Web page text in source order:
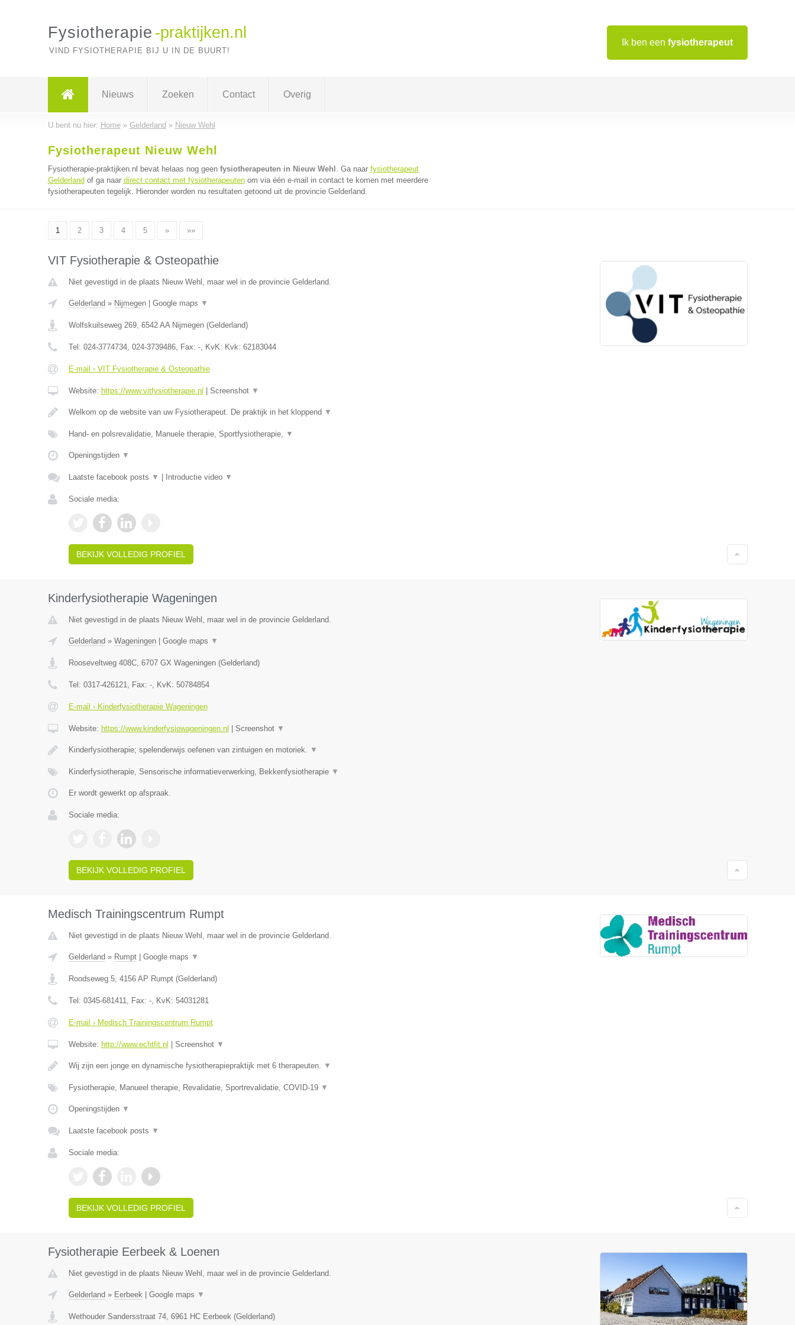
Ik ben een fysiotherapeut
Fysiotherapie -praktijken.nl
VIND FYSIOTHERAPIE BIJ U IN DE BUURT!
Nieuws Zoeken Contact Overig
U bent nu hier: Home» Gelderland » Nieuw Wehl
Fysiotherapeut Nieuw Wehl
Fysiotherapie-praktijken.nl bevat helaas nog geen fysiotherapeuten in Nieuw Wehl . Ga naar fysiotherapeut
Gelderland of ga naar direct contact met fysiotherapeutenom via één e-mail in contact te komen met meerdere
fysiotherapeuten tegelijk. Hieronder worden nu resultaten getoond uit de provincie Gelderland.
1 2 3 4 5 » »»
VIT Fysiotherapie & Osteopathie
Niet gevestigd in de plaats Nieuw Wehl, maar wel in de provincie Gelderland.
Gelderland » Nijmegen| Google maps ▼
Wolfskuilseweg 269, 6542 AA Nijmegen(Gelderland)
Tel: 024-3774734, 024-3739486, Fax: -, KvK: Kvk: 62183044
E-mail › VIT Fysiotherapie & Osteopathie
Website: https://www.vitfysiotherapie.nl Screenshot ▼
Welkom op de website van uw Fysiotherapeut. De praktijk in het kloppend ▼
Hand- en polsrevalidatie, Manuele therapie, Sportfysiotherapie, ▼
Openingstijden ▼
Laatste facebook posts ▼ Introductie video ▼
Sociale media:
BEKIJK VOLLEDIG PROFIEL
Kinderfysiotherapie Wageningen
Niet gevestigd in de plaats Nieuw Wehl, maar wel in de provincie Gelderland.
Gelderland » Wageningen| Google maps ▼
Rooseveltweg 408C, 6707 GX Wageningen(Gelderland)
Tel: 0317-426121, Fax: -, KvK: 50784854
E-mail › Kinderfysiotherapie Wageningen
Website: https://www.kinderfysiowageningen.nl Screenshot ▼
Kinderfysiotherapie; spelenderwijs oefenen van zintuigen en motoriek. ▼
Kinderfysiotherapie, Sensorische informatieverwerking, Bekkenfysiotherapie ▼
Er wordt gewerkt op afspraak.
Sociale media:
BEKIJK VOLLEDIG PROFIEL
Medisch Trainingscentrum Rumpt
Niet gevestigd in de plaats Nieuw Wehl, maar wel in de provincie Gelderland.
Gelderland » Rumpt| Google maps ▼
Roodseweg 5, 4156 AP Rumpt(Gelderland)
Tel: 0345-681411, Fax: -, KvK: 54031281
E-mail › Medisch Trainingscentrum Rumpt
Website: http://www.echtfit.nl Screenshot ▼
Wij zijn een jonge en dynamische fysiotherapiepraktijk met 6 therapeuten. ▼
Fysiotherapie, Manueel therapie, Revalidatie, Sportrevalidatie, COVID-19 ▼
Openingstijden ▼
Laatste facebook posts ▼
Sociale media:
BEKIJK VOLLEDIG PROFIEL
Fysiotherapie Eerbeek & Loenen
Niet gevestigd in de plaats Nieuw Wehl, maar wel in de provincie Gelderland.
Gelderland » Eerbeek| Google maps ▼
Wethouder Sandersstraat 74, 6961 HC Eerbeek(Gelderland)